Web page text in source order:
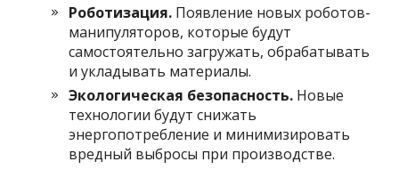
Роботизация. Появление новых роботов-
манипуляторов, которые будут
самостоятельно загружать, обрабатывать
и укладывать материалы.
Экологическая безопасность. Новые
технологии будут снижать
энергопотребление и минимизировать
вредный выбросы при производстве.